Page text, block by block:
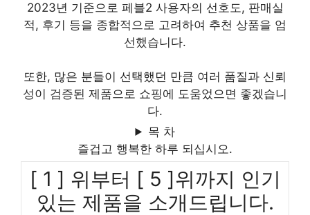
2023년 기준으로 페블2 사용자의 선호도, 판매실
적, 후기 등을 종합적으로 고려하여 추천 상품을 엄
선했습니다.
또한, 많은 분들이 선택했던 만큼 여러 품질과 신뢰
성이 검증된 제품으로 쇼핑에 도움었으면 좋겠습니
다.
목 차
즐겁고 행복한 하루 되십시오.
[ 1 ] 위부터 [ 5 ]위까지 인기
있는 제품을 소개드립니다.